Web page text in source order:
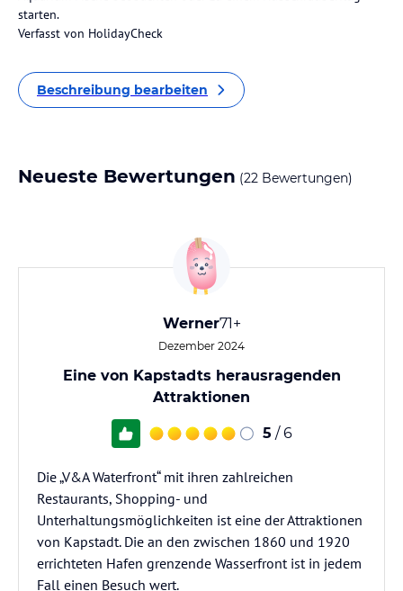
starten.
Verfasst von HolidayCheck
Beschreibung bearbeiten
Neueste Bewertungen (22 Bewertungen)
Werner71+
Dezember 2024
Eine von Kapstadts herausragenden
Attraktionen
5 / 6
Die „V&A Waterfront“ mit ihren zahlreichen
Restaurants, Shopping- und
Unterhaltungsmöglichkeiten ist eine der Attraktionen
von Kapstadt. Die an den zwischen 1860 und 1920
errichteten Hafen grenzende Wasserfront ist in jedem
Fall einen Besuch wert.